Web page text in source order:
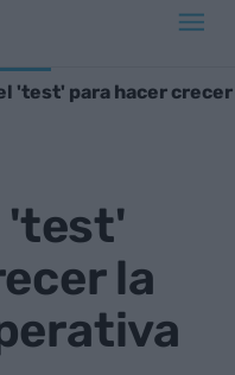
'test' para hacer crecer
'test'
la